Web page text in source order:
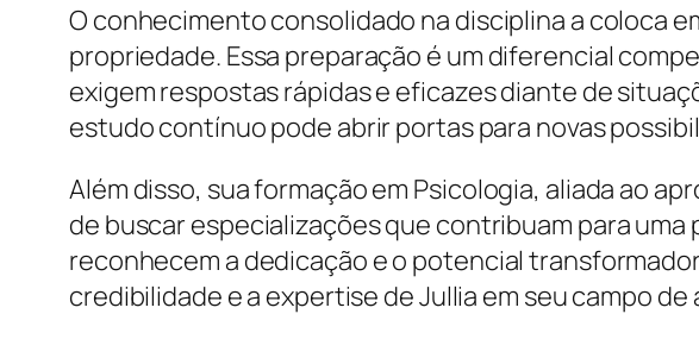
O conhecimento consolidado na disciplina a coloca
propriedade. Essa preparação é um diferencial
exigem respostas rápidas e eficazes diante de
estudo contínuo pode abrir portas para novas
Além disso, sua formação em Psicologia, aliada ao
de buscar especializações que contribuam para
reconhecem a dedicação e o potencial
credibilidade e a expertise de Jullia em seu campo de